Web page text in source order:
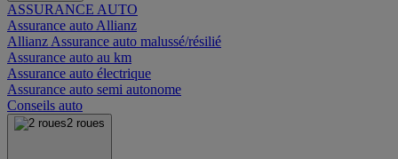
ASSURANCE AUTO
Assurance auto Allianz
Allianz Assurance auto malussé/résilié
Assurance auto au km
Assurance auto électrique
Assurance auto semi autonome
Conseils auto
2 roues